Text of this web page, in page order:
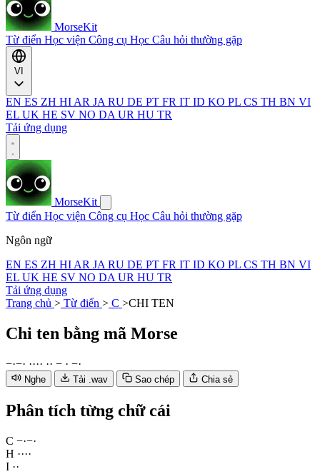
MorseKit
Từ điển Học viện Công cụ Học Câu hỏi thường gặp
EN ES ZH HI AR JA RU DE PT FR IT ID KO PL CS TH BN VI
EL UK HE SV NO DA UR HU TR
Tải ứng dụng
MorseKit
Từ điển Học viện Công cụ Học Câu hỏi thường gặp
Ngôn ngữ
EN ES ZH HI AR JA RU DE PT FR IT ID KO PL CS TH BN VI
EL UK HE SV NO DA UR HU TR
Tải ứng dụng
Trang chủ > Từ điển > C >CHI TEN
Chi ten bằng mã Morse
−·−· ···· ·· − · −·
Nghe Tải .wav Sao chép Chia sẻ
Phân tích từng chữ cái
C −·−·
H ····
I ··